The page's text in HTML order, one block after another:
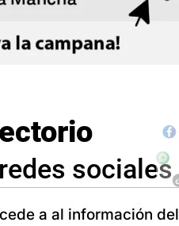
sociales
a al información del